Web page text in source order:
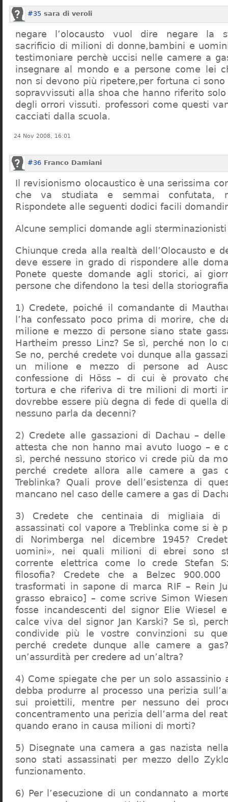
#35 sara di veroli
negare l’olocausto vuol dire negare la
sacrificio di milioni di donne,bambini e
testimoniare perchè uccisi nelle camere a
insegnare al mondo e a persone come lei
non si devono più ripetere,per fortuna ci
sopravvissuti alla shoa che hanno riferito
degli orrori vissuti. professori come questi
cacciati dalla scuola.
24 Nov 2008, 16:01
#36 Franco Damiani
Il revisionismo olocaustico è una serissima
che va studiata e semmai confutata,
Rispondete alle seguenti dodici facili
Alcune semplici domande agli sterminazionisti
Chiunque creda alla realtà dell’Olocausto e
deve essere in grado di rispondere alle
Ponete queste domande agli storici, ai
persone che difendono la tesi della
1) Credete, poiché il comandante di
l’ha confessato poco prima di morire, che
milione e mezzo di persone siano state
Hartheim presso Linz? Se sì, perché non lo
Se no, perché credete voi dunque alla
un milione e mezzo di persone ad
confessione di Höss – di cui è provato
tortura e che riferiva di tre milioni di morti
dovrebbe essere più degna di fede di quella
nessuno parla da decenni?
2) Credete alle gassazioni di Dachau –
attesta che non hanno mai avuto luogo – e
sì, perché nessuno storico vi crede più da
perché credete allora alle camere a gas
Treblinka? Quali prove dell’esistenza di
mancano nel caso delle camere a gas di
3) Credete che centinaia di migliaia di
assassinati col vapore a Treblinka come si è
di Norimberga nel dicembre 1945?
uomini», nei quali milioni di ebrei sono
corrente elettrica come lo crede Stefan
filosofia? Credete che a Belzec
trasformati in sapone di marca RIF – Rein
grasso ebraico] – come scrive Simon
fosse incandescenti del signor Elie Wiesel
calce viva del signor Jan Karski? Se sì,
condivide più le vostre convinzioni su
perché credete dunque alle camere a
un’assurdità per credere ad un’altra?
4) Come spiegate che per un solo assassinio
debba produrre al processo una perizia
sui proiettili, mentre per nessuno dei
concentramento una perizia dell’arma del
quando erano in causa milioni di morti?
5) Disegnate una camera a gas nazista
sono stati assassinati per mezzo dello
funzionamento.
6) Per l’esecuzione di un condannato a